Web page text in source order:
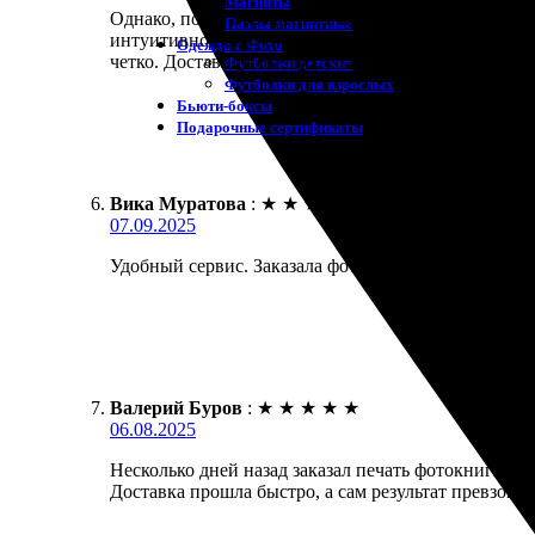
Пазлы магнитные
Одежда с Фото
Футболки детские
Футболки для взрослых
Бьюти-боксы
Подарочные сертификаты
Однако, после обращения в компанию была
интуитивно понятен, легко добавлять
четко. Доставили быстро, упаковка надежная.
Вика Муратова : ★ ★ ★
07.09.2025
Удобный сервис. Заказала фотокнигу, всё сделали
Валерий Буров : ★ ★ ★ ★ ★
06.08.2025
Несколько дней назад заказал печать фотокниги
Доставка прошла быстро, а сам результат